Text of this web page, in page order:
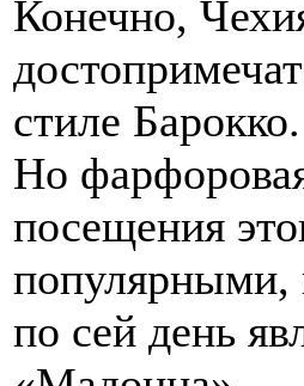
Конечно,
стиле
Но
посещения
популярными,
по сей день